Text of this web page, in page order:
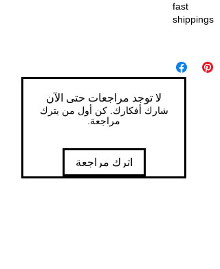
fast
shippings
لا توجد مراجعات حتى الآن
شارك أفكارك. كن أول من يترك
مراجعة.
اترك مراجعة